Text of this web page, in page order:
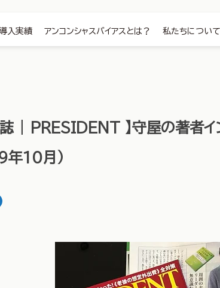
入実績 アンコンシャスバイアスとは？ 私たちについて
誌 | PRESIDENT 】守屋の著者
年10月）